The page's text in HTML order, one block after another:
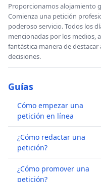
Proporcionamos alojamiento
Comienza una petición
poderoso servicio. Todos los
mencionadas por los medios,
fantástica manera de
decisiones.
Guías
Cómo empezar una
petición en línea
¿Cómo redactar una
petición?
¿Cómo promover una
petición?